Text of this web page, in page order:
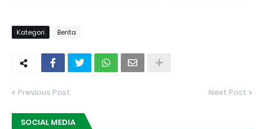
Kategori Berita
Previous Post Next Post
SOCIAL MEDIA